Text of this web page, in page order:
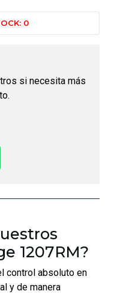
0
si necesita más
1207RM?
control absoluto en
y de manera